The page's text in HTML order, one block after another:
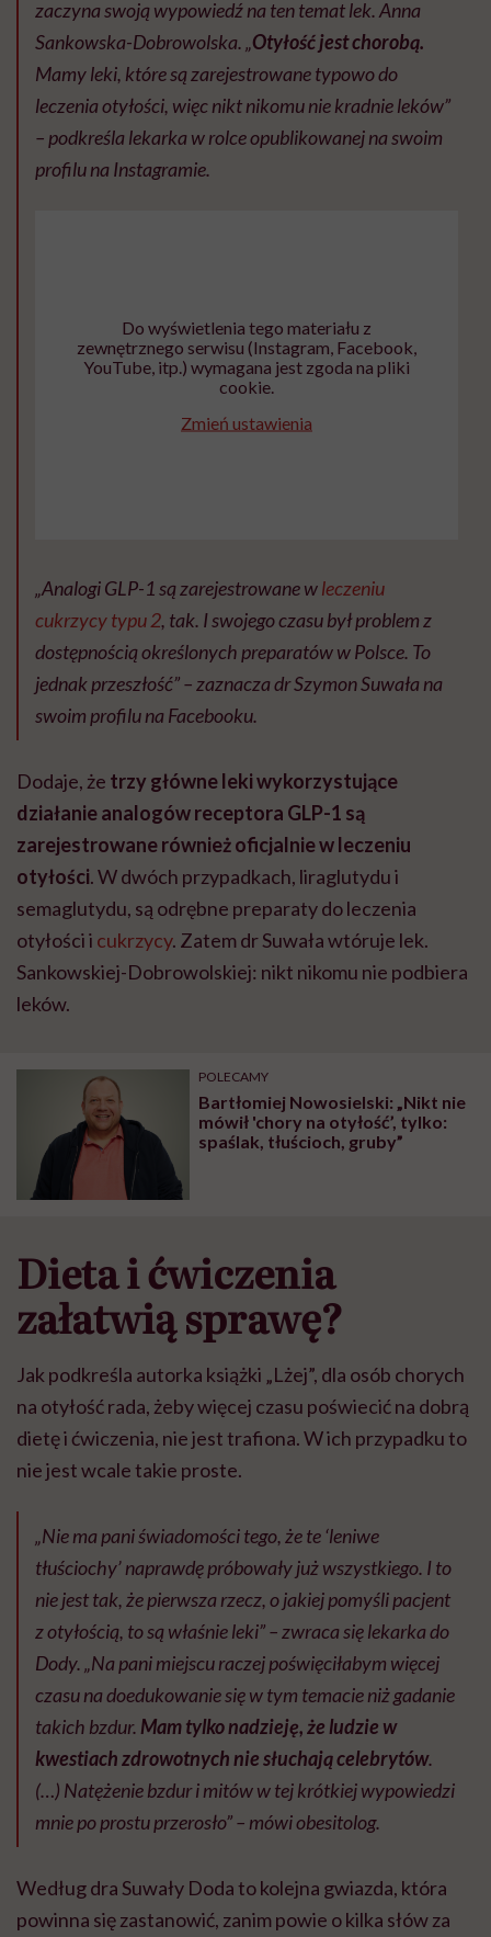
zaczyna swoją wypowiedź na ten temat lek. Anna
Sankowska-Dobrowolska. „Otyłość jest chorobą.
Mamy leki, które są zarejestrowane typowo do
leczenia otyłości, więc nikt nikomu nie kradnie leków”
– podkreśla lekarka w rolce opublikowanej na swoim
profilu na Instagramie.
Do wyświetlenia tego materiału z
zewnętrznego serwisu (Instagram, Facebook,
YouTube, itp.) wymagana jest zgoda na pliki
cookie.
Zmień ustawienia
„Analogi GLP-1 są zarejestrowane wleczeniu
cukrzycy typu 2, tak. I swojego czasu był problem z
dostępnością określonych preparatów w Polsce. To
jednak przeszłość” – zaznacza dr Szymon Suwała na
swoim profilu na Facebooku.
Dodaje, że trzy główne leki wykorzystujące
działanie analogów receptora GLP-1 są
zarejestrowane również oficjalnie w leczeniu
otyłości. W dwóch przypadkach, liraglutydu i
semaglutydu, są odrębne preparaty do leczenia
otyłości i cukrzycy. Zatem dr Suwała wtóruje lek.
Sankowskiej-Dobrowolskiej: nikt nikomu nie podbiera
leków.
POLECAMY
Bartłomiej Nowosielski: „Nikt nie
mówił 'chory na otyłość’, tylko:
spaślak, tłuścioch, gruby”
Dieta i ćwiczenia
załatwią sprawę?
Jak podkreśla autorka książki „Lżej”, dla osób chorych
na otyłość rada, żeby więcej czasu poświecić na dobrą
dietę i ćwiczenia, nie jest trafiona. W ich przypadku to
nie jest wcale takie proste.
„Nie ma pani świadomości tego, że te ‘leniwe
tłuściochy’ naprawdę próbowały już wszystkiego. I to
nie jest tak, że pierwsza rzecz, o jakiej pomyśli pacjent
z otyłością, to są właśnie leki” – zwraca się lekarka do
Dody. „Na pani miejscu raczej poświęciłabym więcej
czasu na doedukowanie się w tym temacie niż gadanie
takich bzdur. Mam tylko nadzieję, że ludzie w
kwestiach zdrowotnych nie słuchają celebrytów.
(…) Natężenie bzdur i mitów w tej krótkiej wypowiedzi
mnie po prostu przerosło” – mówi obesitolog.
Według dra Suwały Doda to kolejna gwiazda, która
powinna się zastanowić, zanim powie o kilka słów za